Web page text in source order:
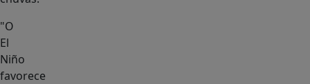
"O
El
Niño
favorece